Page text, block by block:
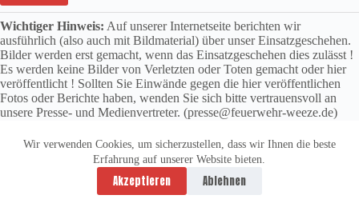
Wir verwenden Cookies, um sicherzustellen, dass wir Ihnen die beste
Erfahrung auf unserer Website bieten.
Akzeptieren Ablehnen
Wichtiger Hinweis: Auf unserer Internetseite berichten wir
ausführlich (also auch mit Bildmaterial) über unser Einsatzgeschehen.
Bilder werden erst gemacht, wenn das Einsatzgeschehen dies zulässt !
Es werden keine Bilder von Verletzten oder Toten gemacht oder hier
veröffentlicht ! Sollten Sie Einwände gegen die hier veröffentlichen
Fotos oder Berichte haben, wenden Sie sich bitte vertrauensvoll an
unsere Presse- und Medienvertreter. (presse@feuerwehr-weeze.de)
Datenschutzerklärung
Impressum
Copyright © 2026 -
vitolution